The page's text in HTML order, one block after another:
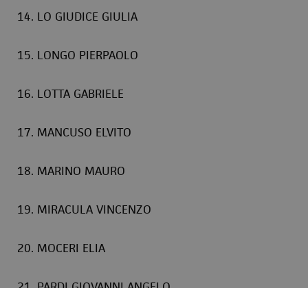
14. LO GIUDICE GIULIA
15. LONGO PIERPAOLO
16. LOTTA GABRIELE
17. MANCUSO ELVITO
18. MARINO MAURO
19. MIRACULA VINCENZO
20. MOCERI ELIA